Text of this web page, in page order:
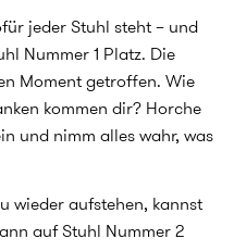
jeder Stuhl steht – und
Nummer 1 Platz. Die
Moment getroffen. Wie
kommen dir? Horche
und nimm alles wahr, was
wieder aufstehen, kannst
auf Stuhl Nummer 2